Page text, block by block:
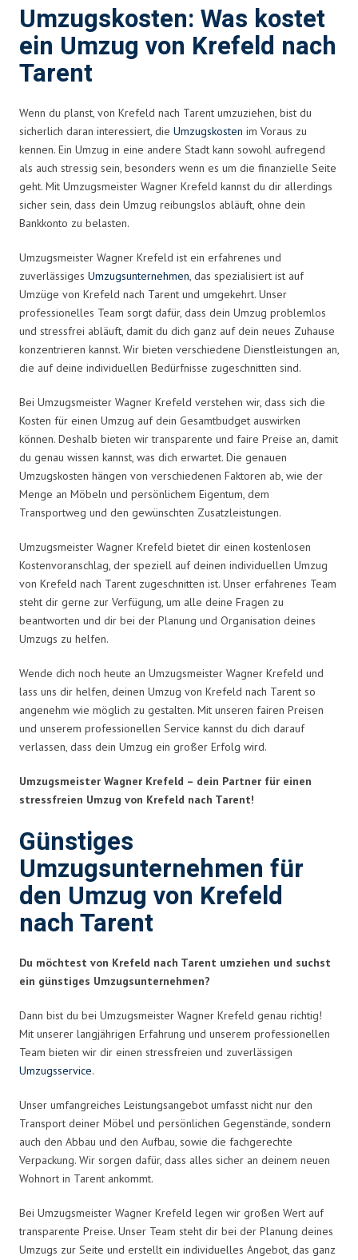
Umzugskosten: Was kostet
ein Umzug von Krefeld nach
Tarent
Wenn du planst, von Krefeld nach Tarent umzuziehen, bist du
sicherlich daran interessiert, die Umzugskosten im Voraus zu
kennen. Ein Umzug in eine andere Stadt kann sowohl aufregend
als auch stressig sein, besonders wenn es um die finanzielle Seite
geht. Mit Umzugsmeister Wagner Krefeld kannst du dir allerdings
sicher sein, dass dein Umzug reibungslos abläuft, ohne dein
Bankkonto zu belasten.
Umzugsmeister Wagner Krefeld ist ein erfahrenes und
zuverlässiges Umzugsunternehmen, das spezialisiert ist auf
Umzüge von Krefeld nach Tarent und umgekehrt. Unser
professionelles Team sorgt dafür, dass dein Umzug problemlos
und stressfrei abläuft, damit du dich ganz auf dein neues Zuhause
konzentrieren kannst. Wir bieten verschiedene Dienstleistungen an,
die auf deine individuellen Bedürfnisse zugeschnitten sind.
Bei Umzugsmeister Wagner Krefeld verstehen wir, dass sich die
Kosten für einen Umzug auf dein Gesamtbudget auswirken
können. Deshalb bieten wir transparente und faire Preise an, damit
du genau wissen kannst, was dich erwartet. Die genauen
Umzugskosten hängen von verschiedenen Faktoren ab, wie der
Menge an Möbeln und persönlichem Eigentum, dem
Transportweg und den gewünschten Zusatzleistungen.
Umzugsmeister Wagner Krefeld bietet dir einen kostenlosen
Kostenvoranschlag, der speziell auf deinen individuellen Umzug
von Krefeld nach Tarent zugeschnitten ist. Unser erfahrenes Team
steht dir gerne zur Verfügung, um alle deine Fragen zu
beantworten und dir bei der Planung und Organisation deines
Umzugs zu helfen.
Wende dich noch heute an Umzugsmeister Wagner Krefeld und
lass uns dir helfen, deinen Umzug von Krefeld nach Tarent so
angenehm wie möglich zu gestalten. Mit unseren fairen Preisen
und unserem professionellen Service kannst du dich darauf
verlassen, dass dein Umzug ein großer Erfolg wird.
Umzugsmeister Wagner Krefeld – dein Partner für einen
stressfreien Umzug von Krefeld nach Tarent!
Günstiges
Umzugsunternehmen für
den Umzug von Krefeld
nach Tarent
Du möchtest von Krefeld nach Tarent umziehen und suchst
ein günstiges Umzugsunternehmen?
Dann bist du bei Umzugsmeister Wagner Krefeld genau richtig!
Mit unserer langjährigen Erfahrung und unserem professionellen
Team bieten wir dir einen stressfreien und zuverlässigen
Umzugsservice.
Unser umfangreiches Leistungsangebot umfasst nicht nur den
Transport deiner Möbel und persönlichen Gegenstände, sondern
auch den Abbau und den Aufbau, sowie die fachgerechte
Verpackung. Wir sorgen dafür, dass alles sicher an deinem neuen
Wohnort in Tarent ankommt.
Bei Umzugsmeister Wagner Krefeld legen wir großen Wert auf
transparente Preise. Unser Team steht dir bei der Planung deines
Umzugs zur Seite und erstellt ein individuelles Angebot, das ganz